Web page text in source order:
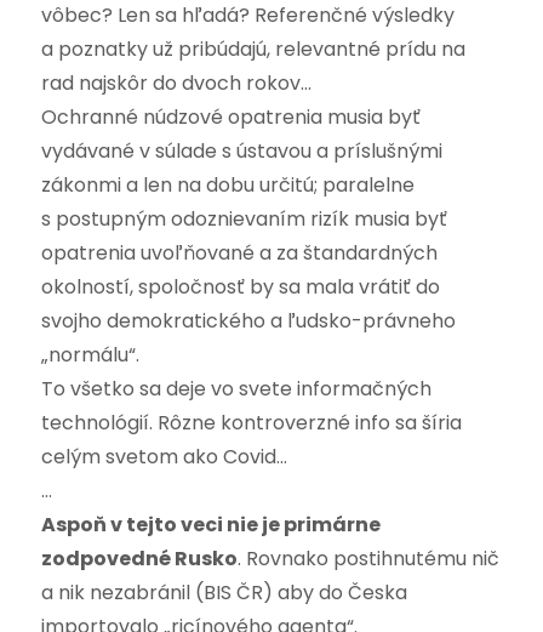
vôbec? Len sa hľadá? Referenčné výsledky
a poznatky už pribúdajú, relevantné prídu na
rad najskôr do dvoch rokov…
Ochranné núdzové opatrenia musia byť
vydávané v súlade s ústavou a príslušnými
zákonmi a len na dobu určitú; paralelne
s postupným odoznievaním rizík musia byť
opatrenia uvoľňované a za štandardných
okolností, spoločnosť by sa mala vrátiť do
svojho demokratického a ľudsko-právneho
„normálu“.
To všetko sa deje vo svete informačných
technológií. Rôzne kontroverzné info sa šíria
celým svetom ako Covid…
…
Aspoň v tejto veci nie je primárne
zodpovedné Rusko. Rovnako postihnutému nič
a nik nezabránil (BIS ČR) aby do Česka